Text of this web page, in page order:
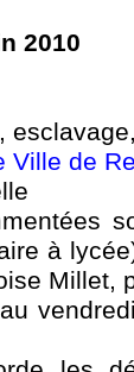
2010
Ville de
à
Millet,